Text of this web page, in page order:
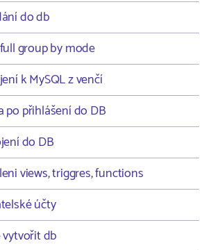
do db
group by mode
k MySQL z venčí
po přihlášení do DB
do DB
views, triggres, functions
účty
vytvořit db